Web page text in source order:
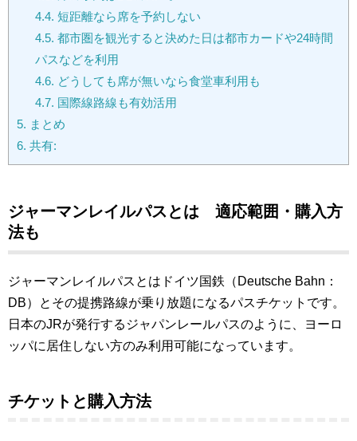
4.4. 短距離なら席を予約しない
4.5. 都市圏を観光すると決めた日は都市カードや24時間
パスなどを利用
4.6. どうしても席が無いなら食堂車利用も
4.7. 国際線路線も有効活用
5. まとめ
6. 共有:
ジャーマンレイルパスとは 適応範囲・購入方
法も
ジャーマンレイルパスとはドイツ国鉄（Deutsche Bahn：
DB）とその提携路線が乗り放題になるパスチケットです。
日本のJRが発行するジャパンレールパスのように、ヨーロ
ッパに居住しない方のみ利用可能になっています。
チケットと購入方法